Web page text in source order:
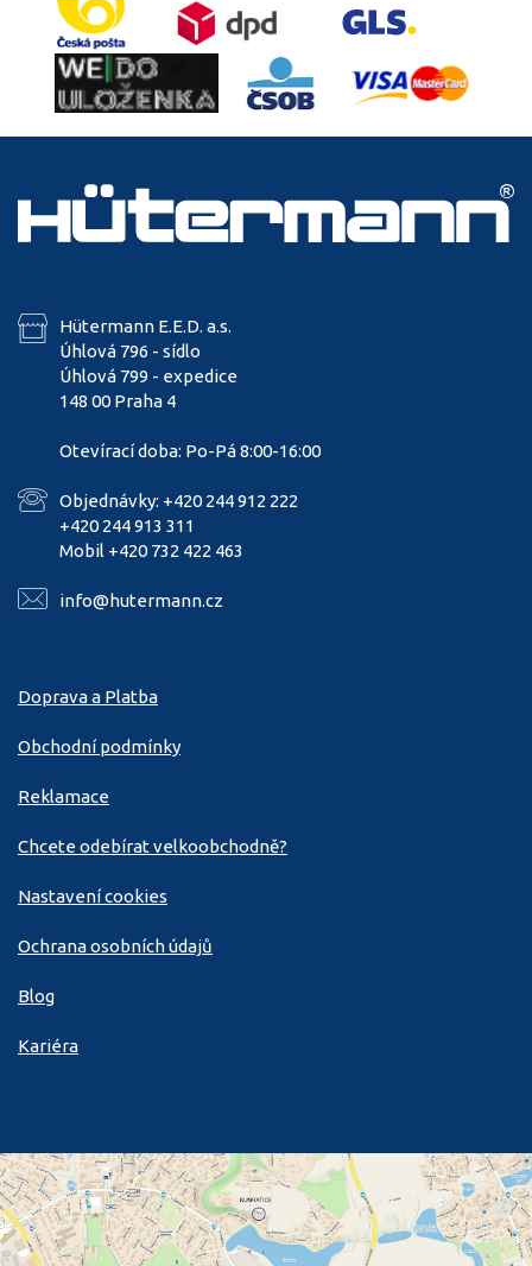
Hütermann E.E.D. a.s.
Úhlová 796 - sídlo
Úhlová 799 - expedice
148 00 Praha 4
Otevírací doba: Po-Pá 8:00-16:00
Objednávky: +420 244 912 222
+420 244 913 311
Mobil +420 732 422 463
info@hutermann.cz
Doprava a Platba
Obchodní podmínky
Reklamace
Chcete odebírat velkoobchodně?
Nastavení cookies
Ochrana osobních údajů
Blog
Kariéra